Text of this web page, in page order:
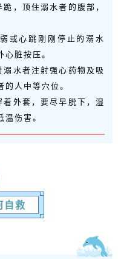
，顶住溺水者的腹部，
或心跳刚刚停止的溺水
脏按压。
水者注射强心药物及吸
人中等穴位。
外套，要尽早脱下，湿
伤害。
自救